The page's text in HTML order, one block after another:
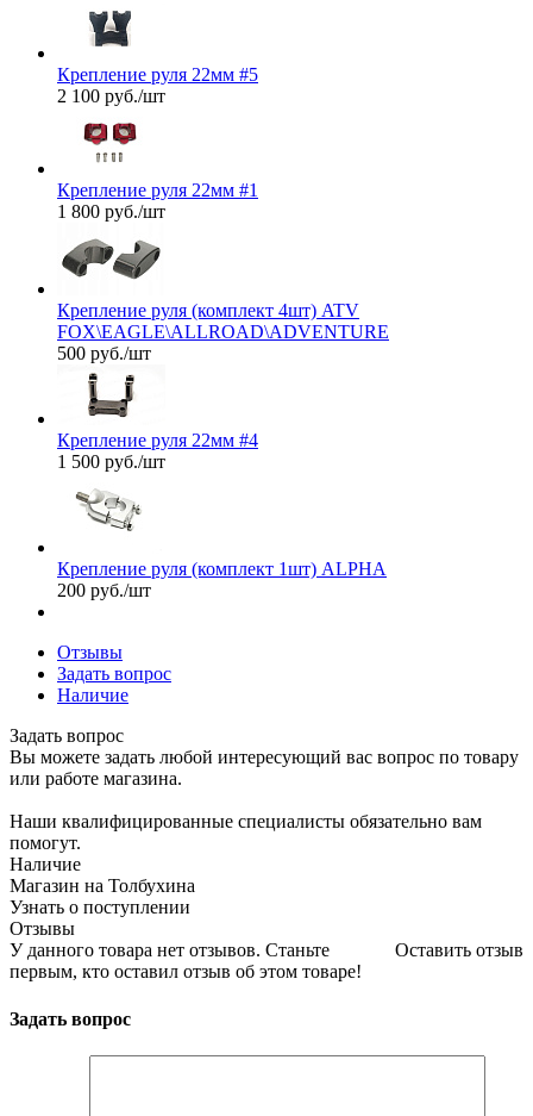
Крепление руля 22мм #5
2 100 руб./шт
Крепление руля 22мм #1
1 800 руб./шт
Крепление руля (комплект 4шт) ATV
FOX\EAGLE\ALLROAD\ADVENTURE
500 руб./шт
Крепление руля 22мм #4
1 500 руб./шт
Крепление руля (комплект 1шт) ALPHA
200 руб./шт
Отзывы
Задать вопрос
Наличие
Задать вопрос
Вы можете задать любой интересующий вас вопрос по товару
или работе магазина.
Наши квалифицированные специалисты обязательно вам
помогут.
Наличие
Магазин на Толбухина
Узнать о поступлении
Отзывы
Оставить отзыв
У данного товара нет отзывов. Станьте
первым, кто оставил отзыв об этом товаре!
Задать вопрос